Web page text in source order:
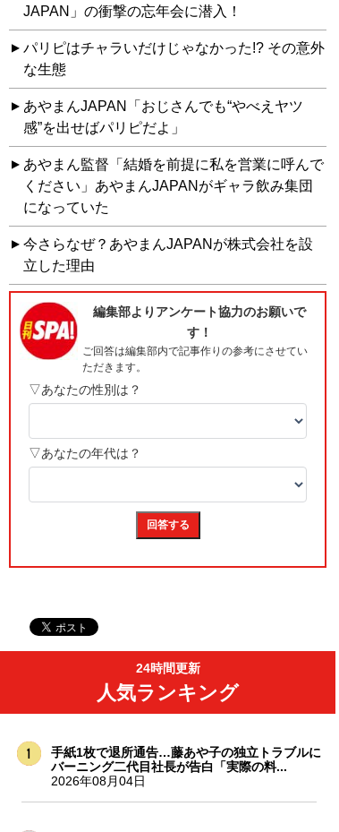
JAPAN」の衝撃の忘年会に潜入！
パリピはチャラいだけじゃなかった!? その意外
な生態
あやまんJAPAN「おじさんでも“やべえヤツ
感”を出せばパリピだよ」
あやまん監督「結婚を前提に私を営業に呼んで
ください」あやまんJAPANがギャラ飲み集団
になっていた
今さらなぜ？あやまんJAPANが株式会社を設
立した理由
24時間更新
人気ランキング
手紙1枚で退所通告…藤あや子の独立トラブルに
バーニング二代目社長が告白「実際の料...
2026年08月04日